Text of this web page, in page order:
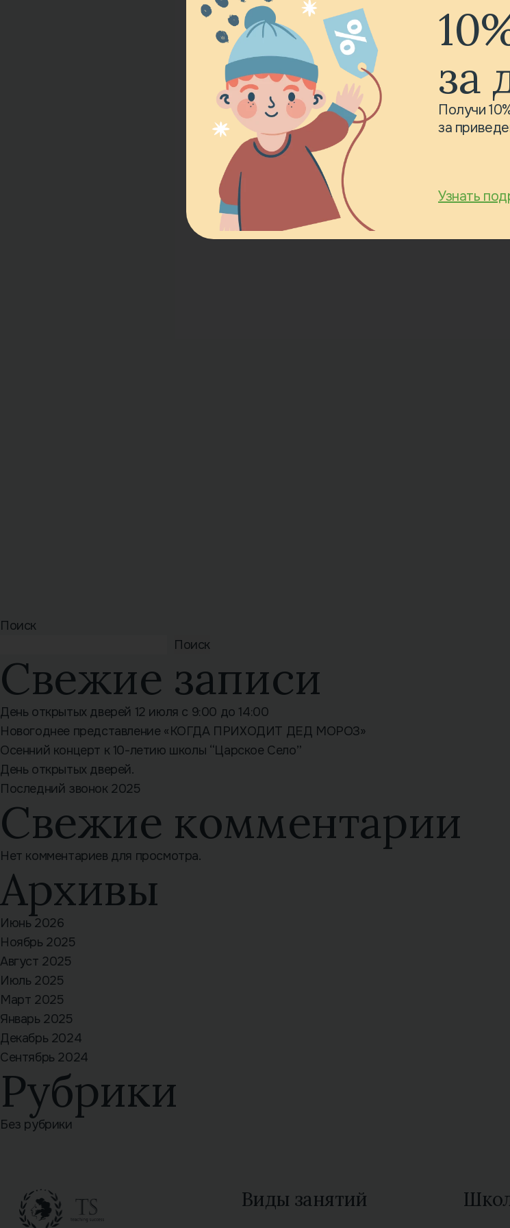
Поиск
Поиск
Свежие записи
День открытых дверей 12 июля с 9:00 до 14:00
Новогоднее представление «КОГДА ПРИХОДИТ ДЕД МОРОЗ»
Осенний концерт к 10-летию школы “Царское Село”
День открытых дверей.
Последний звонок 2025
Свежие комментарии
Нет комментариев для просмотра.
Архивы
Июнь 2026
Ноябрь 2025
Август 2025
Июль 2025
Март 2025
Январь 2025
Декабрь 2024
Сентябрь 2024
Рубрики
Без рубрики
за
Получи
за
Узнать
Виды занятий